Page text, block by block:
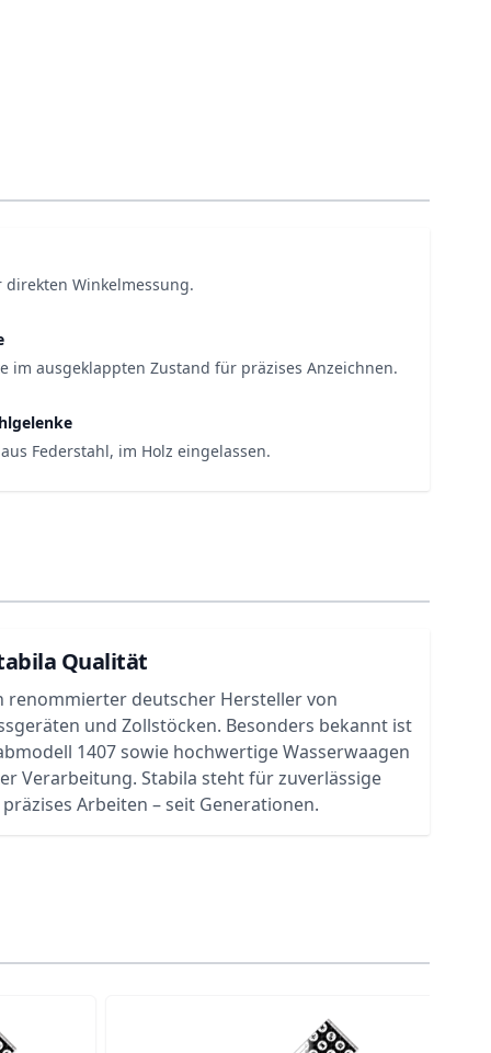
Winkelmessung.
im ausgeklappten Zustand für präzises Anzeichnen.
Federstahl, im Holz eingelassen.
Qualität
renommierter deutscher Hersteller von
und Zollstöcken. Besonders bekannt ist
1407 sowie hochwertige Wasserwaagen
Verarbeitung. Stabila steht für zuverlässige
Arbeiten – seit Generationen.